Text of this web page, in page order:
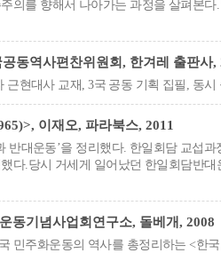
의를 향해서 나아가는 과정을 살펴본
동역사편찬위원회, 한겨레 출판사,
근현대사 교재, 3국 공동 기획 집필, 동
이재오, 파라북스, 2011
반대운동’을 정리했다. 한일회담 교섭
다.당시 거세게 일어났던 한일회담반
동기념사업회연구소, 돌베개, 2008
민주화운동의 역사를 총정리하는 <한